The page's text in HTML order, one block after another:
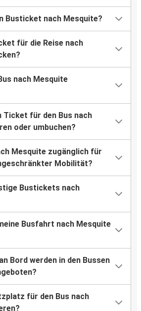
Busticket nach Mesquite?
für die Reise nach
nach Mesquite
Ticket für den Bus nach
oder umbuchen?
Mesquite zugänglich für
Mobilität?
Bustickets nach
Busfahrt nach Mesquite
Bord werden in den Bussen
für den Bus nach